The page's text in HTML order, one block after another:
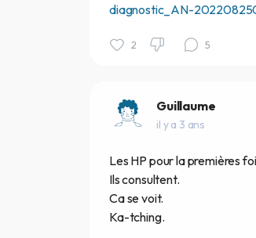
diagnostic_AN-
2 5
Guillaume
il y a 3 ans
Les HP pour la premières
Ils consultent.
Ca se voit.
Ka-tching.